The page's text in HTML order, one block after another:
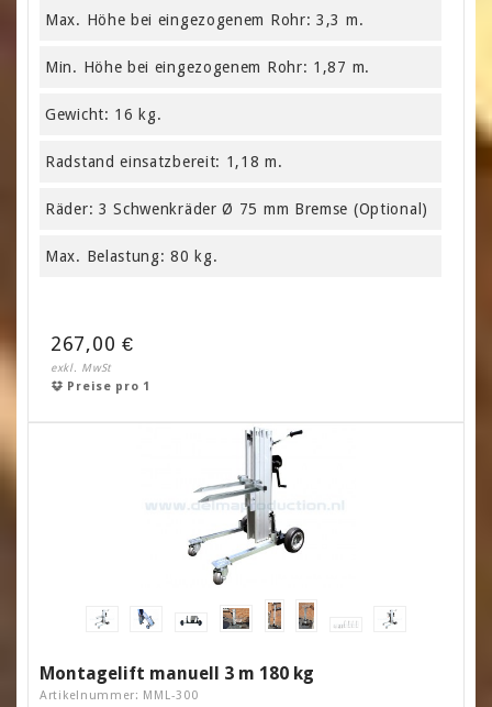
Max. Höhe bei eingezogenem Rohr: 3,3 m.
Min. Höhe bei eingezogenem Rohr: 1,87 m.
Gewicht: 16 kg.
Radstand einsatzbereit: 1,18 m.
Räder: 3 Schwenkräder Ø 75 mm Bremse (Optional)
Max. Belastung: 80 kg.
267,00 €
exkl. MwSt
Preise pro 1
Montagelift manuell 3 m 180 kg
Artikelnummer: MML-300